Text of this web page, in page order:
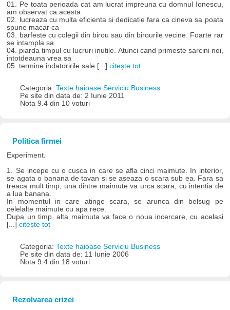
01. Pe toata perioada cat am lucrat impreuna cu domnul Ionescu,
am observat ca acesta
02. lucreaza cu multa eficienta si dedicatie fara ca cineva sa poata
spune macar ca
03. barfeste cu colegii din birou sau din birourile vecine. Foarte rar
se intampla sa
04. piarda timpul cu lucruri inutile. Atunci cand primeste sarcini noi,
intotdeauna vrea sa
05. termine indatoririle sale [...]citește tot
Categoria: Texte haioase Serviciu Business
Pe site din data de: 2 Iunie 2011
Nota 9.4 din 10 voturi
Politica firmei
Experiment.
1. Se incepe cu o cusca in care se afla cinci maimute. In interior,
se agata o banana de tavan si se aseaza o scara sub ea. Fara sa
treaca mult timp, una dintre maimute va urca scara, cu intentia de
a lua banana.
In momentul in care atinge scara, se arunca din belsug pe
celelalte maimute cu apa rece.
Dupa un timp, alta maimuta va face o noua incercare, cu acelasi
[...]citește tot
Categoria: Texte haioase Serviciu Business
Pe site din data de: 11 Iunie 2006
Nota 9.4 din 18 voturi
Rezolvarea crizei